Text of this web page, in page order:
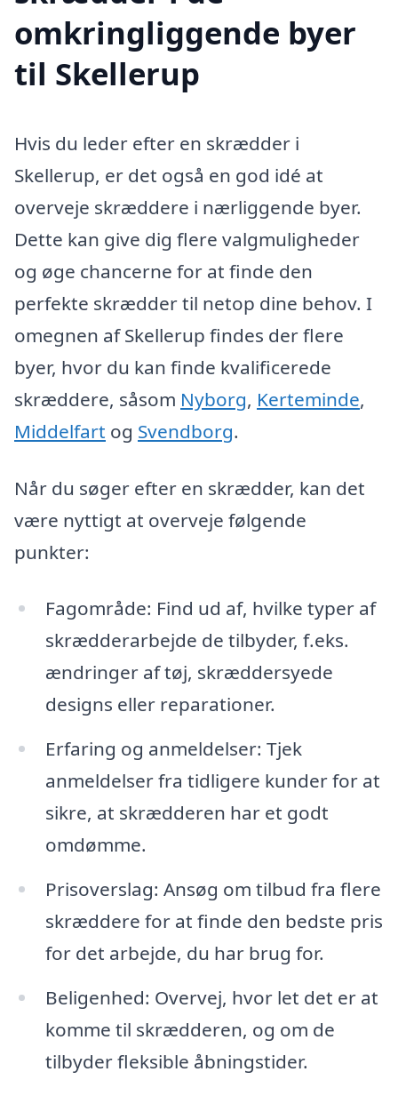
omkringliggende byer
til Skellerup
Hvis du leder efter en skrædder i
Skellerup, er det også en god idé at
overveje skræddere i nærliggende byer.
Dette kan give dig flere valgmuligheder
og øge chancerne for at finde den
perfekte skrædder til netop dine behov. I
omegnen af Skellerup findes der flere
byer, hvor du kan finde kvalificerede
skræddere, såsom Nyborg, Kerteminde,
Middelfart og Svendborg.
Når du søger efter en skrædder, kan det
være nyttigt at overveje følgende
punkter:
Fagområde: Find ud af, hvilke typer af
skrædderarbejde de tilbyder, f.eks.
ændringer af tøj, skræddersyede
designs eller reparationer.
Erfaring og anmeldelser: Tjek
anmeldelser fra tidligere kunder for at
sikre, at skrædderen har et godt
omdømme.
Prisoverslag: Ansøg om tilbud fra flere
skræddere for at finde den bedste pris
for det arbejde, du har brug for.
Beligenhed: Overvej, hvor let det er at
komme til skrædderen, og om de
tilbyder fleksible åbningstider.